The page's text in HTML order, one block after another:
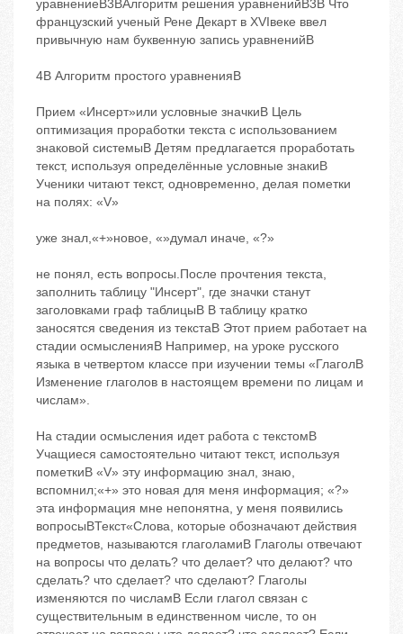
уравнениеB3BАлгоритм решения уравненийB3B Что
французский ученый Рене Декарт в ХVIвеке ввел
привычную нам буквенную запись уравненийB
4B Алгоритм простого уравненияB
Прием «Инсерт»или условные значкиB Цель
оптимизация проработки текста с использованием
знаковой системыB Детям предлагается проработать
текст, используя определённые условные знакиB
Ученики читают текст, одновременно, делая пометки
на полях: «V»
уже знал,«+»новое, «»думал иначе, «?»
не понял, есть вопросы.После прочтения текста,
заполнить таблицу "Инсерт", где значки станут
заголовками граф таблицыB В таблицу кратко
заносятся сведения из текстаB Этот прием работает на
стадии осмысленияB Например, на уроке русского
языка в четвертом классе при изучении темы «ГлаголB
Изменение глаголов в настоящем времени по лицам и
числам».
На стадии осмысления идет работа с текстомB
Учащиеся самостоятельно читают текст, используя
пометкиB «V» ‬эту информацию знал, знаю,
вспомнил;«+» это новая для меня информация; «?»
‬эта информация мне непонятна, у меня появились
вопросыBТекст«Слова, которые обозначают действия
предметов, называются глаголамиB Глаголы отвечают
на вопросы что делать? что делает? что делают? что
сделать? что сделает? что сделают? Глаголы
изменяются по числамB Если глагол связан с
существительным в единственном числе, то он